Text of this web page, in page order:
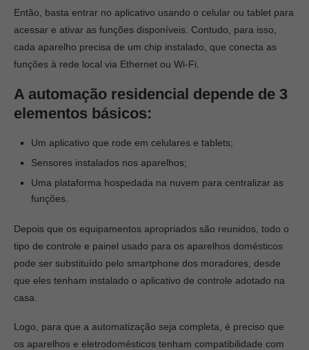
Então, basta entrar no aplicativo usando o celular ou tablet para
acessar e ativar as funções disponíveis. Contudo, para isso,
cada aparelho precisa de um chip instalado, que conecta as
funções à rede local via Ethernet ou Wi-Fi.
A automação residencial depende de 3
elementos básicos:
Um aplicativo que rode em celulares e tablets;
Sensores instalados nos aparelhos;
Uma plataforma hospedada na nuvem para centralizar as
funções.
Depois que os equipamentos apropriados são reunidos, todo o
tipo de controle e painel usado para os aparelhos domésticos
pode ser substituído pelo smartphone dos moradores, desde
que eles tenham instalado o aplicativo de controle adotado na
casa.
Logo, para que a automatização seja completa, é preciso que
os aparelhos e eletrodomésticos tenham compatibilidade com